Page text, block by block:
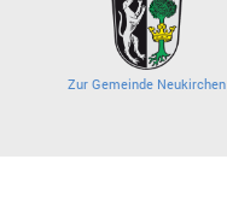
Zur Gemeinde Neukirchen